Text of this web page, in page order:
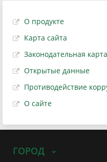
О продукте
Карта сайта
Законодательная карта
Открытые данные
Противодействие
О сайте
ГОРОД